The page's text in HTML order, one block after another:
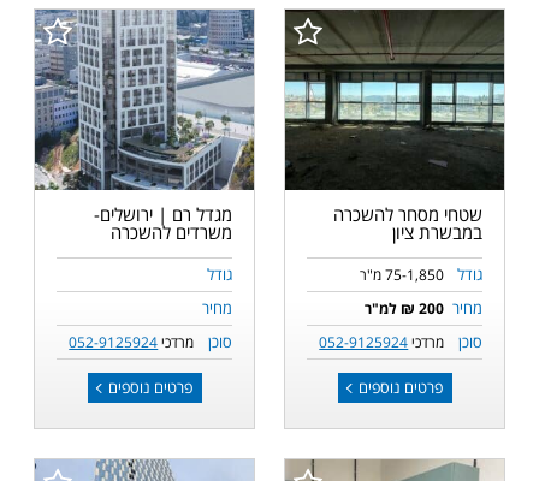
שטחי מסחר להשכרה
במבשרת ציון
גודל 75-1,850 מ"ר
מחיר 200 ₪ למ"ר
סוכן מרדכי052-9125924
פרטים נוספים
מגדל רם | ירושלים-
משרדים להשכרה
גודל
מחיר
סוכן
מרדכי052-9125924
פרטים נוספים